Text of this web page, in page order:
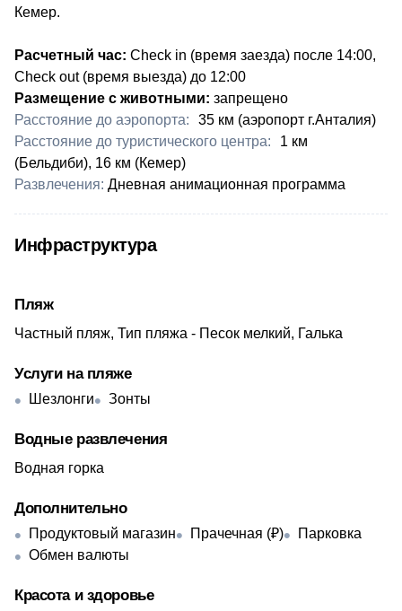
Кемер.
Расчетный час: Check in (время заезда) после 14:00,
Check out (время выезда) до 12:00
Размещение с животными: запрещено
Расстояние до аэропорта:
35 км (аэропорт г.Анталия)
Расстояние до туристического центра:
1 км
(Бельдиби), 16 км (Кемер)
Развлечения: Дневная анимационная программа
Инфраструктура
Пляж
Частный пляж, Тип пляжа - Песок мелкий, Галька
Услуги на пляже
Шезлонги Зонты
Водные развлечения
Водная горка
Дополнительно
Продуктовый магазин Прачечная (₽)
Парковка
Обмен валюты
Красота и здоровье